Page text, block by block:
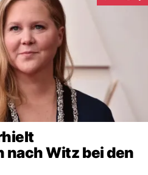
nach Witz bei den